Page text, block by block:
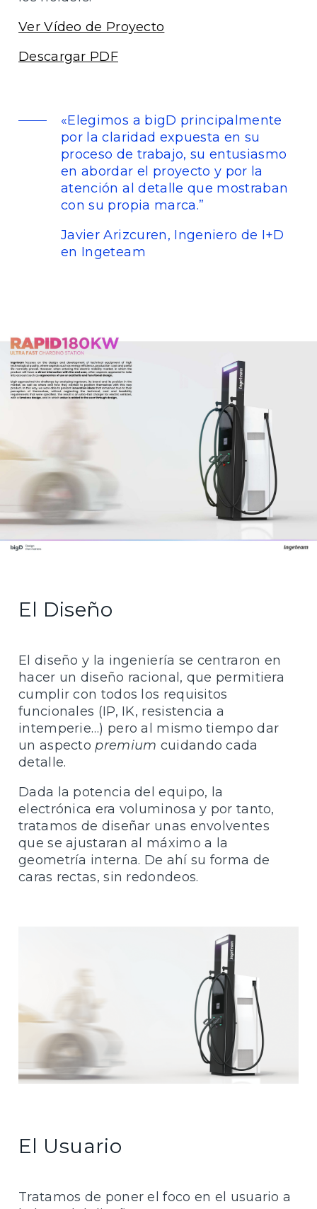
Ver Vídeo de Proyecto
Descargar PDF
«Elegimos a bigD principalmente
por la claridad expuesta en su
proceso de trabajo, su entusiasmo
en abordar el proyecto y por la
atención al detalle que mostraban
con su propia marca.”
Javier Arizcuren, Ingeniero de I+D
en Ingeteam
El Diseño
El diseño y la ingeniería se centraron en
hacer un diseño racional, que permitiera
cumplir con todos los requisitos
funcionales (IP, IK, resistencia a
intemperie…) pero al mismo tiempo dar
un aspecto premium cuidando cada
detalle.
Dada la potencia del equipo, la
electrónica era voluminosa y por tanto,
tratamos de diseñar unas envolventes
que se ajustaran al máximo a la
geometría interna. De ahí su forma de
caras rectas, sin redondeos.
El Usuario
Tratamos de poner el foco en el usuario a